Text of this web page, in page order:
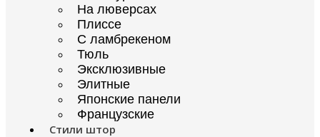
На люверсах
Плиссе
С ламбрекеном
Тюль
Эксклюзивные
Элитные
Японские панели
Французские
Стили штор